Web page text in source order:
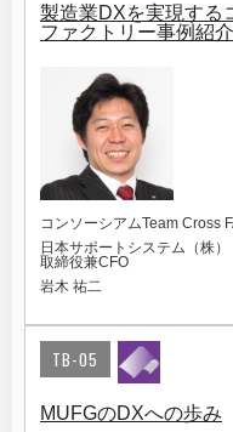
製造業DXを実現する
ファクトリー事例紹介
コンソーシアムTeam Cross
日本サポートシステム（株）
取締役兼CFO
岩木 祐二
TB-05
MUFGのDXへの歩み